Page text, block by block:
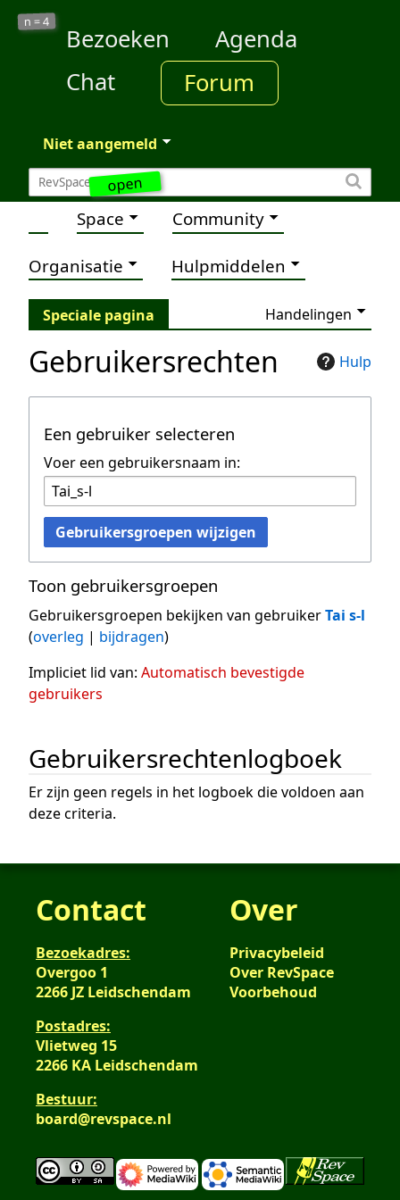
open
n =4
Bezoeken
Agenda
Chat
Forum
Niet aangemeld
Space Community
Organisatie Hulpmiddelen
Speciale pagina Handelingen
Hulp
Gebruikersrechten
Een gebruiker selecteren
Voer een gebruikersnaam in:
Gebruikersgroepen wijzigen
Toon gebruikersgroepen
Gebruikersgroepen bekijken van gebruikerTai s-l
(overleg | bijdragen)
Impliciet lid van: Automatisch bevestigde
gebruikers
Gebruikersrechtenlogboek
Er zijn geen regels in het logboek die voldoen aan
deze criteria.
Contact
Bezoekadres:
Overgoo 1
2266 JZ Leidschendam
Postadres:
Vlietweg 15
2266 KA Leidschendam
Bestuur:
board@revspace.nl
Over
Privacybeleid
Over RevSpace
Voorbehoud